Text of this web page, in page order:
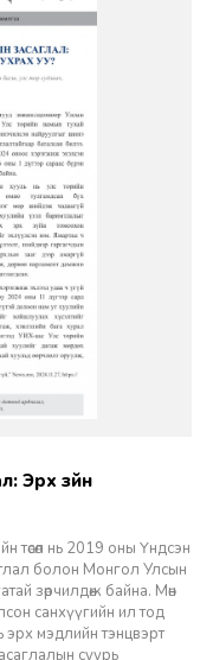
нь 2019 оны Үндсэн
болон Монгол Улсын
зөрчилдөж байна. Мөн
санхүүгийн ил тод
мэдлийн тэнцвэрт
суурь